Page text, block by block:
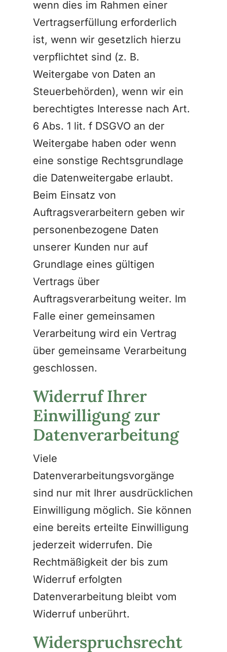
wenn dies im Rahmen einer
Vertragserfüllung erforderlich
ist, wenn wir gesetzlich hierzu
verpflichtet sind (z. B.
Weitergabe von Daten an
Steuerbehörden), wenn wir ein
berechtigtes Interesse nach Art.
6 Abs. 1 lit. f DSGVO an der
Weitergabe haben oder wenn
eine sonstige Rechtsgrundlage
die Datenweitergabe erlaubt.
Beim Einsatz von
Auftragsverarbeitern geben wir
personenbezogene Daten
unserer Kunden nur auf
Grundlage eines gültigen
Vertrags über
Auftragsverarbeitung weiter. Im
Falle einer gemeinsamen
Verarbeitung wird ein Vertrag
über gemeinsame Verarbeitung
geschlossen.
Widerruf Ihrer
Einwilligung zur
Datenverarbeitung
Viele
Datenverarbeitungsvorgänge
sind nur mit Ihrer ausdrücklichen
Einwilligung möglich. Sie können
eine bereits erteilte Einwilligung
jederzeit widerrufen. Die
Rechtmäßigkeit der bis zum
Widerruf erfolgten
Datenverarbeitung bleibt vom
Widerruf unberührt.
Widerspruchsrecht